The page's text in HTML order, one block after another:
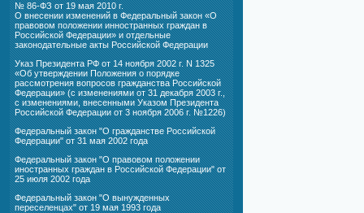
№ 86-ФЗ от 19 мая 2010 г.
О внесении изменений в Федеральный закон «О
правовом положении инностранных граждан в
Российской Федерации» и отдельные
законодательные акты Российской Федерации
Указ Президента РФ от 14 ноября 2002 г. N 1325
«Об утверждении Положения о порядке
рассмотрения вопросов гражданства Российской
Федерации» (с изменениями от 31 декабря 2003 г.,
с изменениями, внесенными Указом Президента
Российской Федерации от 3 ноября 2006 г. №1226)
Федеральный закон "О гражданстве Российской
Федерации" от 31 мая 2002 года
Федеральный закон "О правовом положении
иностранных граждан в Российской Федерации" от
25 июля 2002 года
Федеральный закон "О вынужденных
переселенцах" от 19 мая 1993 года